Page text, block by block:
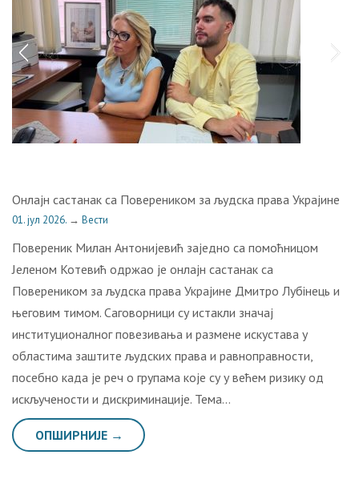
Онлајн састанак са Повереником за људска права Украјине
01. јул 2026. → Вести
Повереник Милан Антонијевић заједно са помоћницом
Јеленом Котевић одржао је онлајн састанак са
Повереником за људска права Украјине Дмитро Лубінець и
његовим тимом. Саговорници су истакли значај
институционалног повезивања и размене искустава у
областима заштите људских права и равноправности,
посебно када је реч о групама које су у већем ризику од
искључености и дискриминације. Тема…
ОПШИРНИЈЕ →